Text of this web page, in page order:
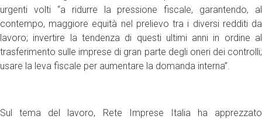
urgenti volti “a ridurre la pressione fiscale, garantendo, al
contempo, maggiore equità nel prelievo tra i diversi redditi da
lavoro; invertire la tendenza di questi ultimi anni in ordine al
trasferimento sulle imprese di gran parte degli oneri dei controlli;
usare la leva fiscale per aumentare la domanda interna”.
Sul tema del lavoro, Rete Imprese Italia ha apprezzato